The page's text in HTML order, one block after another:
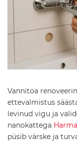
n
i
t
a
a
r
Vannitoa
ettevalmistus
levinud vigu ja
nanokattega
püsib värske ja